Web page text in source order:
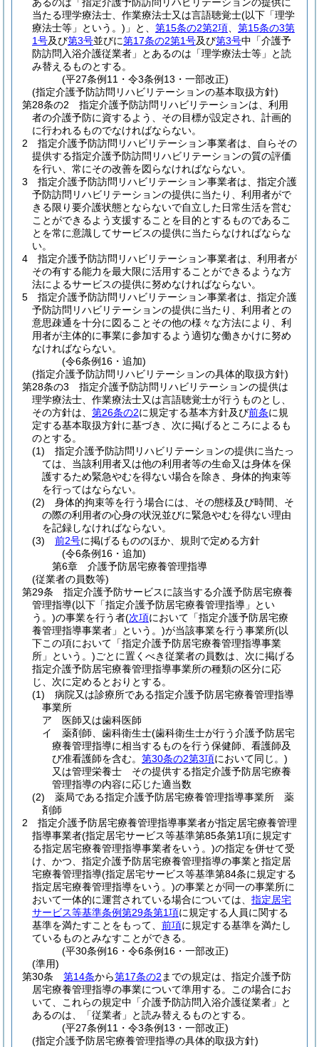
当たる理学療法士、作業療法士又は言語聴覚士(以下「理学
療法士等」という。) 」と、 第15条の2第2項
第15条の3第
1号及び第3号並びに第17条の2第1号及び第3号中「介護予
防訪問入浴介護従業者」とあるのは「理学療法士等」と読
み替えるものとする。
(平27条例11・令3条例13・一部改正)
(指定介護予防訪問リハビリテーションの基本取扱方針)
第28条の2
指定介護予防訪問リハビリテーションは、利用
者の介護予防に資するよう、その目標が設定され、計画的
に行われるものでなければならない。
2
指定介護予防訪問リハビリテーション事業者は、自らその
提供する指定介護予防訪問リハビリテーションの質の評価
を行い、常にその改善を図らなければならない。
3
指定介護予防訪問リハビリテーション事業者は、指定介護
予防訪問リハビリテーションの提供に当たり、利用者がで
きる限り要介護状態とならないで自立した日常生活を営む
ことができるよう支援することを目的とするものであるこ
とを常に意識してサービスの提供に当たらなければならな
い。
4
指定介護予防訪問リハビリテーション事業者は、利用者が
その有する能力を最大限に活用することができるような方
法によるサービスの提供に努めなければならない。
5
指定介護予防訪問リハビリテーション事業者は、指定介護
予防訪問リハビリテーションの提供に当たり、利用者との
意思疎通を十分に図ることその他の様々な方法により、利
用者が主体的に事業に参加するよう適切な働きかけに努め
なければならない。
(令6条例16・追加)
(指定介護予防訪問リハビリテーションの具体的取扱方針)
第28条の3
指定介護予防訪問リハビリテーションの提供は
理学療法士、作業療法士又は言語聴覚士が行うものとし、
その方針は、 第26条の2に規定する基本方針及び前条に規
定する基本取扱方針に基づき、次に掲げるところによるも
のとする。
(1)
指定介護予防訪問リハビリテーションの提供に当たっ
ては、当該利用者又は他の利用者等の生命又は身体を保
護するため緊急やむを得ない場合を除き、身体的拘束等
を行ってはならない。
(2)
身体的拘束等を行う場合には、その態様及び時間、そ
の際の利用者の心身の状況並びに緊急やむを得ない理由
を記録しなければならない。
(3)
前2号に掲げるもののほか、規則で定める方針
(令6条例16・追加)
第6章
介護予防居宅療養管理指導
(従業者の員数等)
第29条
指定介護予防サービスに該当する介護予防居宅療養
管理指導(以下「指定介護予防居宅療養管理指導」とい
う。)の事業を行う者(次項において「指定介護予防居宅療
養管理指導事業者」という。)が当該事業を行う事業所(以
下この項において「指定介護予防居宅療養管理指導事業
所」という。)ごとに置くべき従業者の員数は、次に掲げる
指定介護予防居宅療養管理指導事業所の種類の区分に応
じ、次に定めるとおりとする。
(1)
病院又は診療所である指定介護予防居宅療養管理指導
事業所
ア
医師又は歯科医師
イ
薬剤師、歯科衛生士(歯科衛生士が行う介護予防居宅
療養管理指導に相当するものを行う保健師、看護師及
び准看護師を含む。 第30条の2第3項において同じ。)
又は管理栄養士 その提供する指定介護予防居宅療養
管理指導の内容に応じた適当数
(2)
薬局である指定介護予防居宅療養管理指導事業所 薬
剤師
2
指定介護予防居宅療養管理指導事業者が指定居宅療養管理
指導事業者(指定居宅サービス等基準第85条第1項に規定す
る指定居宅療養管理指導事業者をいう。)の指定を併せて受
け、かつ、指定介護予防居宅療養管理指導の事業と指定居
宅療養管理指導(指定居宅サービス等基準第84条に規定する
指定居宅療養管理指導をいう。)の事業とが同一の事業所に
おいて一体的に運営されている場合については、 指定居宅
サービス等基準条例第29条第1項に規定する人員に関する
基準を満たすことをもって、 前項に規定する基準を満たし
ているものとみなすことができる。
(平30条例16・令6条例16・一部改正)
(準用)
第30条
第14条から第17条の2 までの規定は、指定介護予防
居宅療養管理指導の事業について準用する。
この場合にお
いて、これらの規定中「介護予防訪問入浴介護従業者」と
あるのは、「従業者」と読み替えるものとする。
(平27条例11・令3条例13・一部改正)
(指定介護予防居宅療養管理指導の具体的取扱方針)